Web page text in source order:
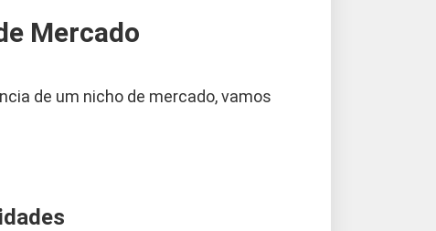
Mercado
de um nicho de mercado, vamos